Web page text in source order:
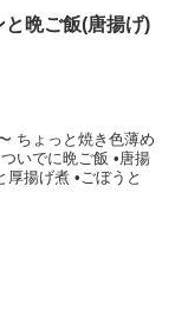
晩ご飯(唐揚げ)
ちょっと焼き色薄め
いでに晩ご飯 •唐揚
厚揚げ煮 •ごぼうと